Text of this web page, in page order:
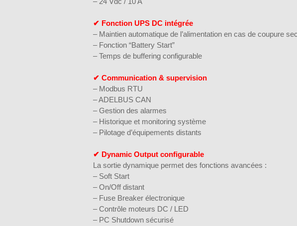
✔ Fonction UPS DC intégrée
– Maintien automatique de l’alimentation en cas de coupure
– Fonction “Battery Start”
– Temps de buffering configurable
✔ Communication & supervision
– Modbus RTU
– ADELBUS CAN
– Gestion des alarmes
– Historique et monitoring système
– Pilotage d’équipements distants
✔ Dynamic Output configurable
La sortie dynamique permet des fonctions avancées :
– Soft Start
– On/Off distant
– Fuse Breaker électronique
– Contrôle moteurs DC / LED
– PC Shutdown sécurisé